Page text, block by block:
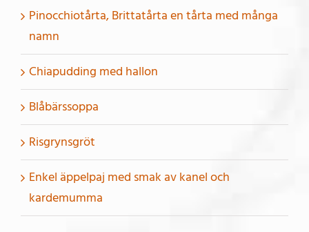
Pinocchiotårta, Brittatårta en tårta med många
namn
Chiapudding med hallon
Blåbärssoppa
Risgrynsgröt
Enkel äppelpaj med smak av kanel och
kardemumma